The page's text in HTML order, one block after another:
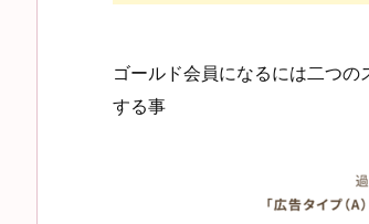
ゴールド会員になるには二つ
する事